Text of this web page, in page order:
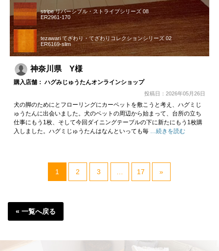
stripe リバーシブル・ストライプシリーズ 08
ER2961-170
tezawari てざわり・てざわりコレクションシリーズ 02
ER6169-slim
神奈川県 Y様
購入店舗： ハグみじゅうたんオンラインショップ
投稿日：2026年05月26日
犬の脚のためにとフローリングにカーペットを敷こうと考え、ハグミじ
ゅうたんに出会いました。犬のベットの周辺から始まって、台所の立ち
仕事にもう1枚、そして今回ダイニングテーブルの下に新たにもう1枚購
入しました。ハグミじゅうたんはなんといっても毎 …続きを読む
1 2 3 17 »
« 一覧へ戻る